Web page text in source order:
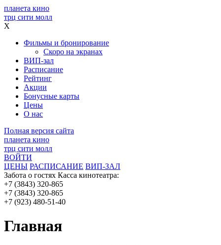
планета кино
трц сити молл
X
Фильмы и бронирование
Скоро на экранах
ВИП-зал
Расписание
Рейтинг
Акции
Бонусные карты
Цены
О нас
Полная версия сайта
планета кино
трц сити молл
ВОЙТИ
ЦЕНЫ РАСПИСАНИЕ ВИП-ЗАЛ
Забота о гостях Касса кинотеатра:
+7 (3843) 320-865
+7 (3843) 320-865
+7 (923) 480-51-40
Главная